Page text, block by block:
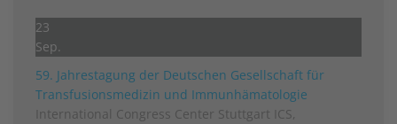
23
Sep.
59. Jahrestagung der Deutschen Gesellschaft für
Transfusionsmedizin und Immunhämatologie
International Congress Center Stuttgart ICS,